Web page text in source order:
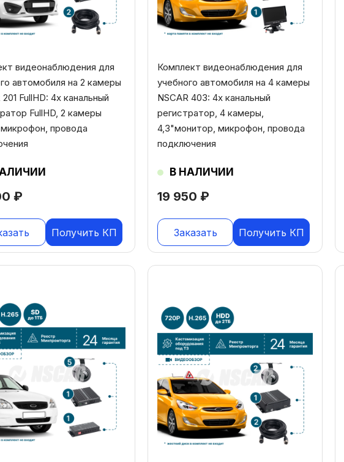
₽
видеонаблюдения для
автомобиля на 2 камеры
201 FullHD: 4х канальный
FullHD, 2 камеры
микрофон, провода
Получить КП
19 950 ₽
Комплект видеонаблюдения для
учебного автомобиля на 4 камеры
NSCAR 403: 4х канальный
регистратор, 4 камеры,
4,3"монитор, микрофон, провода
подключения
В НАЛИЧИИ
Заказать Получить КП